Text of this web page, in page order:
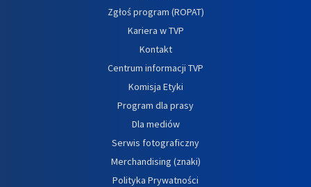
Zgłoś program (ROPAT)
Kariera w TVP
Kontakt
Centrum informacji TVP
Komisja Etyki
Program dla prasy
Dla mediów
Serwis fotograficzny
Merchandising (znaki)
Polityka Prywatności